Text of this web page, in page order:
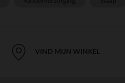
VIND MIJN WINKEL